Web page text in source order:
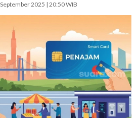
2025 | 20:50 WIB